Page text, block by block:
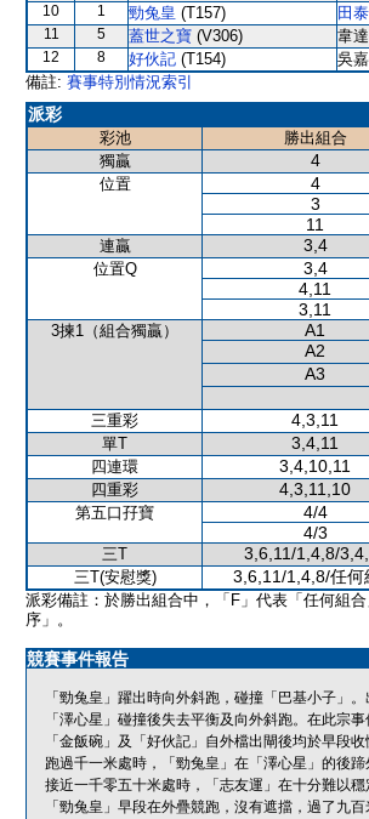
10
1 勁兔皇 (T157) 田
11
5 蓋世之寶 (V306) 韋達
12
8 好伙記 (T154) 吳
備註: 賽事特別情況索引
派彩
彩池 勝出組合
獨贏
4
位置 4
3
11
連贏 3,4
位置Q 3,4
4,11
3,11
3揀1（組合獨贏） A1
A2
A3
三重彩
4,3,11
單T 3,4,11
四連環 3,4,10,11
四重彩 4,3,11,10
第五口孖寶 4/4
4/3
三T 3,6,11/1,4,8/
三T(安慰獎) 3,6,11/1,4,8/任何
派彩備註：於勝出組合中，「F」代表「任何組
序」。
競賽事件報告
「勁兔皇」躍出時向外斜跑，碰撞「巴基小子」
「澤心星」碰撞後失去平衡及向外斜跑。在此宗
「金飯碗」及「好伙記」自外檔出閘後均於早段收
跑過千一米處時，「勁兔皇」在「澤心星」的後蹄
接近一千零五十米處時，「志友運」在十分難以
「勁兔皇」早段在外疊競跑，沒有遮擋，過了九